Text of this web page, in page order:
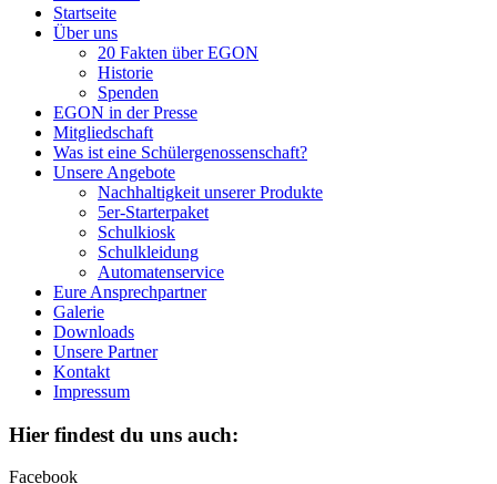
Startseite
Über uns
20 Fakten über EGON
Historie
Spenden
EGON in der Presse
Mitgliedschaft
Was ist eine Schülergenossenschaft?
Unsere Angebote
Nachhaltigkeit unserer Produkte
5er-Starterpaket
Schulkiosk
Schulkleidung
Automatenservice
Eure Ansprechpartner
Galerie
Downloads
Unsere Partner
Kontakt
Impressum
Hier findest du uns auch:
Facebook